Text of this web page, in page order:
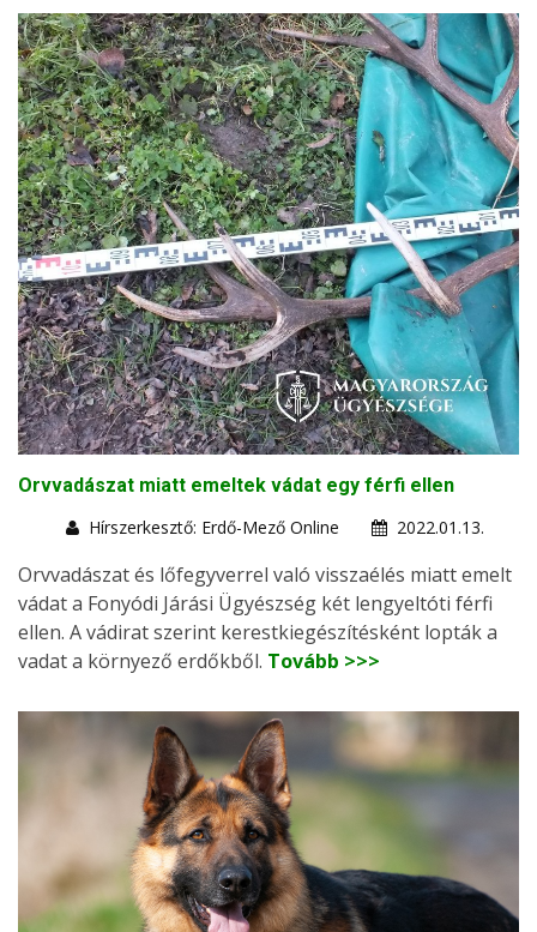
Orvvadászat miatt emeltek vádat egy férfi ellen
Hírszerkesztő: Erdő-Mező Online
2022.01.13.
Orvvadászat és lőfegyverrel való visszaélés miatt emelt
vádat a Fonyódi Járási Ügyészség két lengyeltóti férfi
ellen. A vádirat szerint kerestkiegészítésként lopták a
vadat a környező erdőkből. Tovább >>>